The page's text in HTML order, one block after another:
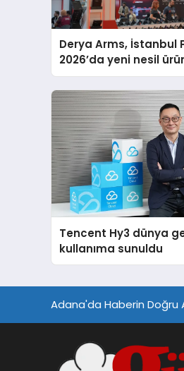
Derya Arms, İstanbul
2026’da yeni nesil
global marka
sergiledi
Tencent Hy3 dünya
kullanıma sunuldu
Adana'da Haberin Doğru